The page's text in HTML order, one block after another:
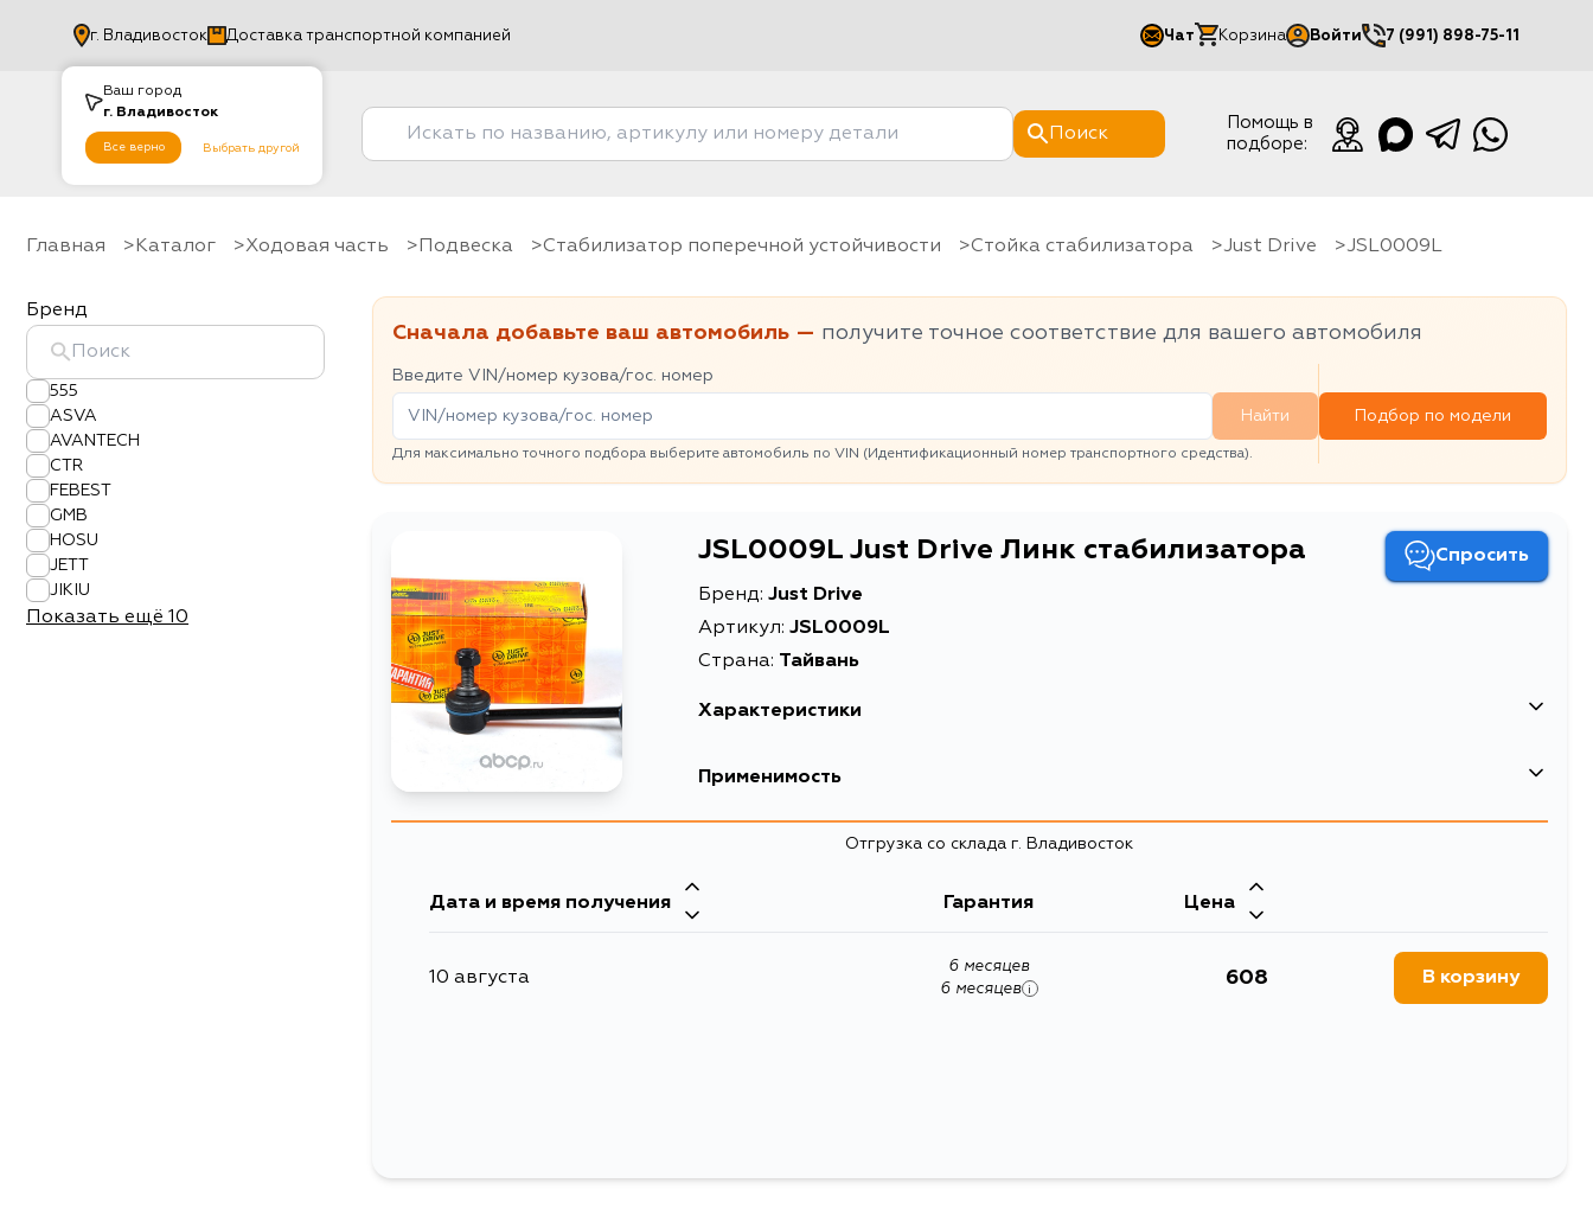
Ваш город
г. Владивосток
Все верно Выбрать другой
г. Владивосток Доставка транспортной компанией Чат Корзина Войти
Мой кабинет
7 (991) 898-75-11
Поиск
Помощь в
подборе:
Главная Каталог Ходовая часть Подвеска Стабилизатор поперечной устойчивости Стойка стабилизатора Just Drive JSL0009L
Бренд
555
ASVA
AVANTECH
CTR
FEBEST
GMB
HOSU
JETT
JIKIU
Показать ещё 10
Сначала добавьте ваш автомобиль — получите точное соответствие для вашего автомобиля
Введите VIN/номер кузова/гос. номер
Найти
Для максимально точного подбора выберите автомобиль по VIN (Идентификационный номер транспортного средства).
Подбор по модели
JSL0009L Just Drive Линк стабилизатора Спросить
Бренд: Just Drive
Артикул:JSL0009L
Страна: Тайвань
Характеристики
Масса, кг
Применимость
Двигатель
B20Z3, B20Z1, B20B9, B20B3, B20B2
Отгрузка со склада г. Владивосток
Дата и время получения Гарантия Цена
10 августа
6 месяцев
6 месяцев
i
608 В корзину